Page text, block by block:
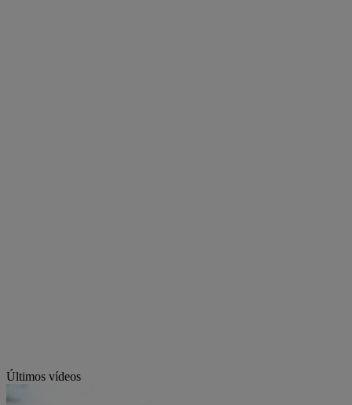
Últimos vídeos